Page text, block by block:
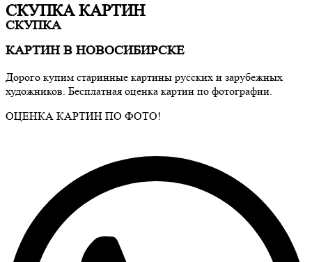
СКУПКА КАРТИН
СКУПКА
КАРТИН В НОВОСИБИРСКЕ
Дорого купим старинные картины русских и зарубежных
художников. Бесплатная оценка картин по фотографии.
ОЦЕНКА КАРТИН ПО ФОТО!